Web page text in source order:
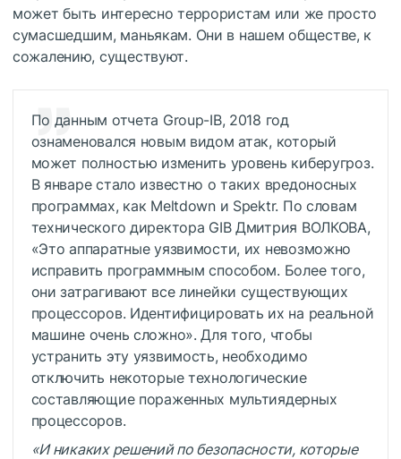
может быть интересно террористам или же просто
сумасшедшим, маньякам. Они в нашем обществе, к
сожалению, существуют.
По данным отчета Group-IB, 2018 год
ознаменовался новым видом атак, который
может полностью изменить уровень киберугроз.
В январе стало известно о таких вредоносных
программах, как Meltdown и Spektr. По словам
технического директора GIB Дмитрия ВОЛКОВА,
«Это аппаратные уязвимости, их невозможно
исправить программным способом. Более того,
они затрагивают все линейки существующих
процессоров. Идентифицировать их на реальной
машине очень сложно». Для того, чтобы
устранить эту уязвимость, необходимо
отключить некоторые технологические
составляющие пораженных мультиядерных
процессоров.
«И никаких решений по безопасности, которые